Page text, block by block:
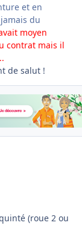
et en
du
moyen
contrat mais il
de salut !
(roue 2 ou